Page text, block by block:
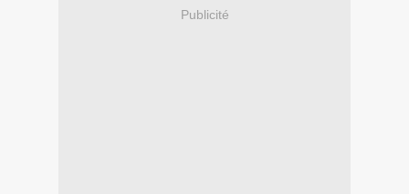
Publicité